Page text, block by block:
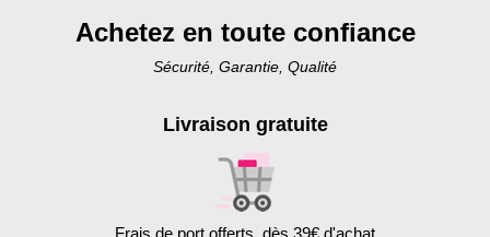
Achetez en toute confiance
Sécurité, Garantie, Qualité
Livraison gratuite